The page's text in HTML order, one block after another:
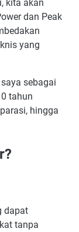
kita akan
dan Peak
yang
sebagai
tahun
hingga
dapat
tanpa